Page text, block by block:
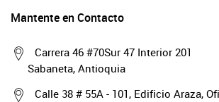
Mantente en Contacto
Carrera 46 #70Sur 47 Interior 201
Sabaneta, Antioquia
Calle 38 # 55A - 101, Edificio Araza,